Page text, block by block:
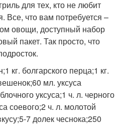
для тех, кто не любит
Все, что вам потребуется –
овощи, доступный набор
пакет. Так просто, что
кг. болгарского перца;1 кг.
мл. уксуса
уксуса;1 ч. л. черного
соевого;2 ч. л. молотой
7 долек чеснока;250